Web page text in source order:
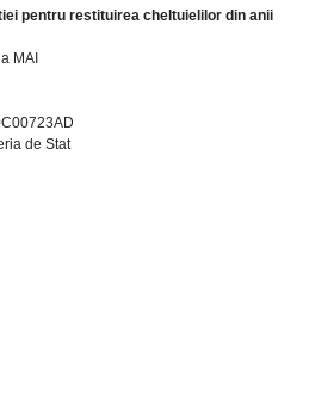
pentru restituirea cheltuielilor din anii
MAI
de Stat